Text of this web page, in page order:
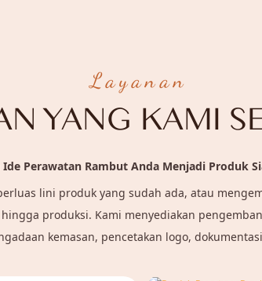
Layanan
YANG KAMI
Ide Perawatan Rambut Anda Menjadi Produk
lini produk yang sudah ada, atau
produksi. Kami menyediakan
kemasan, pencetakan logo,